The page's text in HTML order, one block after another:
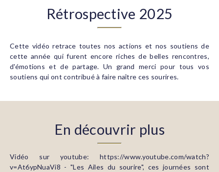
Rétrospective 2025
Cette vidéo retrace toutes nos actions et nos soutiens de
cette année qui furent encore riches de belles rencontres,
d'émotions et de partage. Un grand merci pour tous vos
soutiens qui ont contribué à faire naître ces sourires.
En découvrir plus
Vidéo sur youtube: https://www.youtube.com/watch?
v=At6ypNuaVi8 - "Les Ailes du sourire", ces journées sont